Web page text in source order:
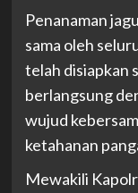
Penanaman
sama oleh
telah disiapkan
berlangsung
wujud
ketahanan
Mewakili